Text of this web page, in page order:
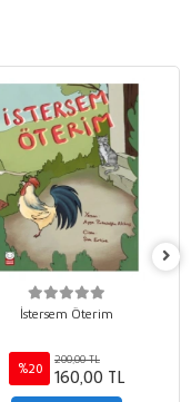
İstersem Öterim
%20
200,00 TL
160,00 TL